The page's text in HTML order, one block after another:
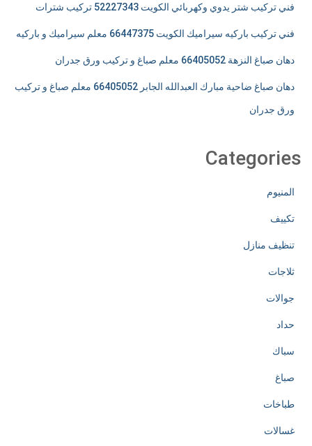
فني تركيب شتر يدوي وكهربائي الكويت 52227343 تركيب شترات
فني تركيب باركيه سيراميك الكويت 66447375 معلم سيراميك و باركيه
دهان صباغ النزهة 66405052 معلم صباغ و تركيب ورق جدران
دهان صباغ ضاحية مبارك العبدالله الجابر 66405052 معلم صباغ و تركيب
ورق جدران
Categories
المنيوم
تكييف
تنظيف منازل
ثلاجات
جوالات
حداد
سباك
صباغ
طباخات
غسالات